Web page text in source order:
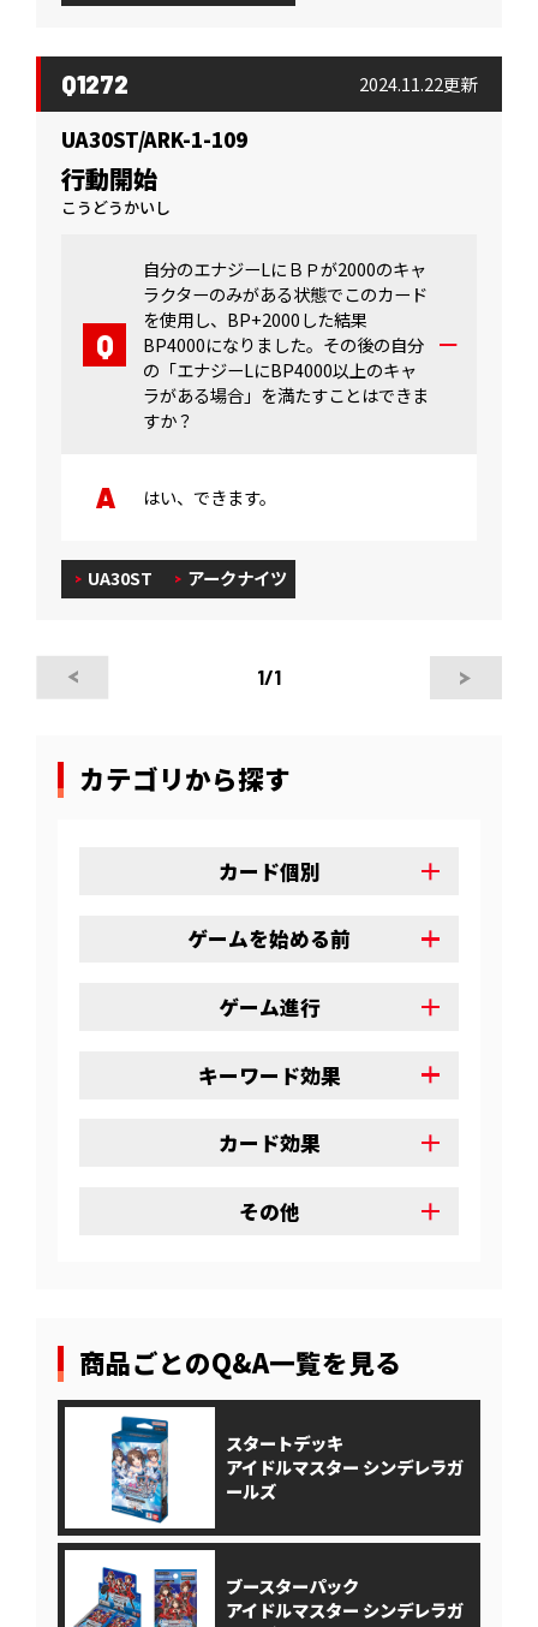
Q1272 2024.11.22更新
UA30ST/ARK-1-109
行動開始
こうどうかいし
自分のエナジーLにＢＰが2000のキャ
ラクターのみがある状態でこのカード
を使用し、BP+2000した結果
BP4000になりました。その後の自分
の「エナジーLにBP4000以上のキャ
ラがある場合」を満たすことはできま
すか？
はい、できます。
UA30ST アークナイツ
1/1
カテゴリから探す
カード個別
ゲームを始める前
ゲーム進行
キーワード効果
カード効果
その他
商品ごとのQ&A一覧を見る
スタートデッキ
アイドルマスター シンデレラガ
ールズ
ブースターパック
アイドルマスター シンデレラガ